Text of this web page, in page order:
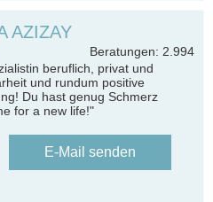
AZIZAY
Beratungen: 2.994
beruflich, privat und
und rundum positive
Du hast genug Schmerz
for a new life!"
E-Mail senden